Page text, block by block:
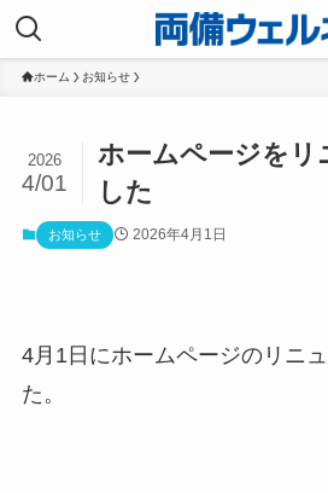
TOP
会社概要
クリーンサ
事務局代行サ
ホーム お知らせ
ホームページをリ
した
2026
4/01
お知らせ 2026年4月1日
4月1日にホームページのリニ
た。